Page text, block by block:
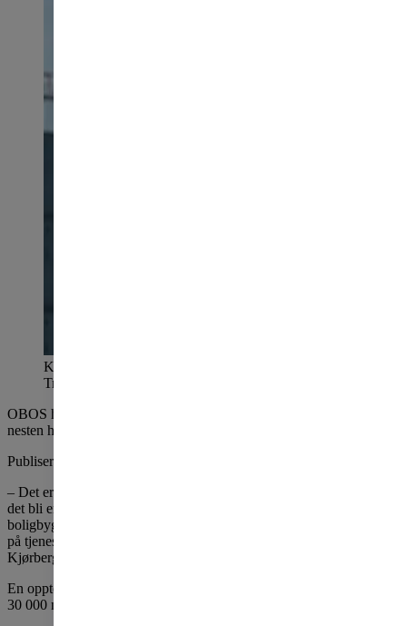
Konsernsjef Daniel Kjørberg Siraj i OBOS. Foto:
Trygve Indrelid
OBOS har rundet en halv million medlemmer. Rekorden betyr at
nesten hver tiende nordmann er med i Norges største boligbyggelag.
Publisert
– Det er gledelig at så mange ser verdien av å være medlem. Nå skal
det bli enda mer lønnsomt. Vi skal de nærmeste årene doble
boligbyggingen og samtidig gi medlemmene enda flere gode tilbud
på tjenester og ting de trenger i hverdagen, sier konsernsjef Daniel
Kjørberg Siraj i OBOS.
En opptelling 28. desember viser at det i år er kommet til nesten
30 000 nye medlemmer, en økning på rundt sju prosent fra 2019.